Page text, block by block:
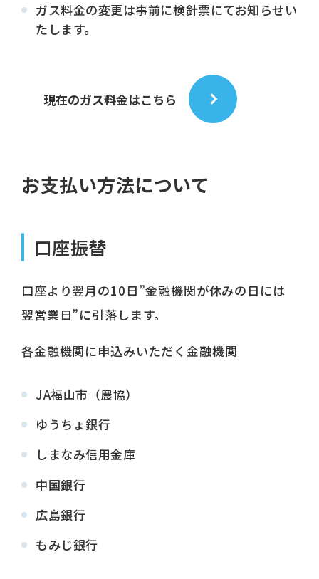
ガス料金の変更は事前に検針票にてお知らせい
たします。
現在のガス料金はこちら
お支払い方法について
口座振替
口座より翌月の10日”金融機関が休みの日には
翌営業日”に引落します。
各金融機関に申込みいただく金融機関
JA福山市（農協）
ゆうちょ銀行
しまなみ信用金庫
中国銀行
広島銀行
もみじ銀行